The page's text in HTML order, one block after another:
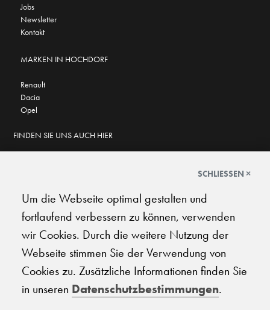
Jobs
Newsletter
Kontakt
MARKEN IN HOCHDORF
Renault
Dacia
Opel
FINDEN SIE UNS AUCH HIER
4.7 ★★★★★
★★★★★
© 2026 Carplanet Galliker
SCHLIESSEN ×
Um die Webseite optimal gestalten und
fortlaufend verbessern zu können, verwenden
wir Cookies. Durch die weitere Nutzung der
Webseite stimmen Sie der Verwendung von
Cookies zu. Zusätzliche Informationen finden Sie
in unseren Datenschutzbestimmungen.